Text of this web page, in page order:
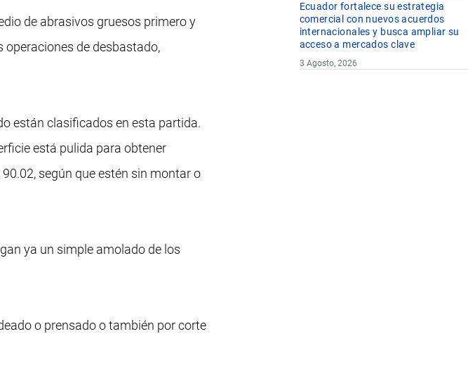
de abrasivos gruesos primero y
operaciones de desbastado,
están clasificados en esta partida.
está pulida para obtener
según que estén sin montar o
ya un simple amolado de los
o prensado o también por corte
Ecuador fortalece su estrategia
comercial con nuevos acuerdos
internacionales y busca ampliar su
acceso a mercados clave
3 Agosto, 2026